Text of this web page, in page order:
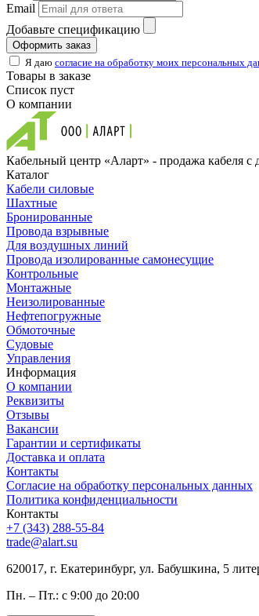
Email
Добавьте спецификацию
Оформить заказ
Я даю согласие на обработку моих персональных
Товары в заказе
Список пуст
О компании
Кабельный центр «Аларт» - продажа кабеля с
Каталог
Кабели силовые
Шахтные
Бронированные
Провода взрывные
Для воздушных линий
Провода изолированные самонесущие
Контрольные
Монтажные
Неизолированные
Нефтепогружные
Обмоточные
Судовые
Управления
Информация
О компании
Реквизиты
Отзывы
Вакансии
Гарантии и сертификаты
Доставка и оплата
Контакты
Согласие на обработку персональных данных
Политика конфиденциальности
Контакты
+7 (343) 288-55-84
trade@alart.su
620017, г. Екатеринбург, ул. Бабушкина, 5
Пн. – Пт.: с 9:00 до 20:00